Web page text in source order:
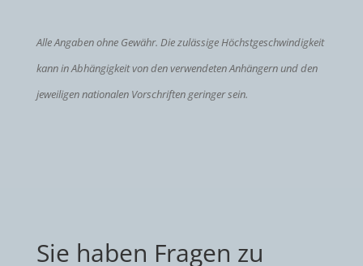
Alle Angaben ohne Gewähr. Die zulässige Höchstgeschwindigkeit
kann in Abhängigkeit von den verwendeten Anhängern und den
jeweiligen nationalen Vorschriften geringer sein.
Sie haben Fragen zu